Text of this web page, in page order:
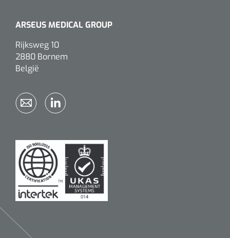
ARSEUS MEDICAL GROUP
Rijksweg 10
2880 Bornem
België